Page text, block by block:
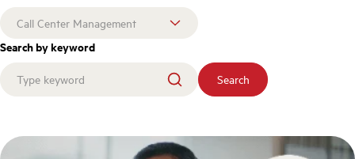
Search by keyword
Search